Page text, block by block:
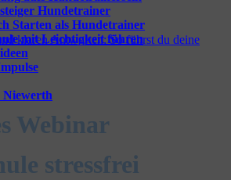
Hundetrainer
Starten als Hundetrainer
mit Leichtigkeit führen
Niewerth
Webinar
stressfrei